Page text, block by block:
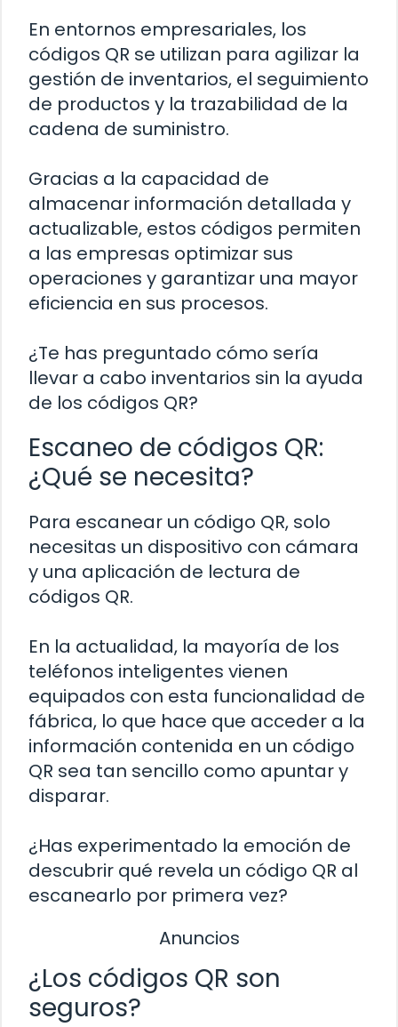
En entornos empresariales, los
códigos QR se utilizan para agilizar la
gestión de inventarios, el seguimiento
de productos y la trazabilidad de la
cadena de suministro.
Gracias a la capacidad de
almacenar información detallada y
actualizable, estos códigos permiten
a las empresas optimizar sus
operaciones y garantizar una mayor
eficiencia en sus procesos.
¿Te has preguntado cómo sería
llevar a cabo inventarios sin la ayuda
de los códigos QR?
Escaneo de códigos QR:
¿Qué se necesita?
Para escanear un código QR, solo
necesitas un dispositivo con cámara
y una aplicación de lectura de
códigos QR.
En la actualidad, la mayoría de los
teléfonos inteligentes vienen
equipados con esta funcionalidad de
fábrica, lo que hace que acceder a la
información contenida en un código
QR sea tan sencillo como apuntar y
disparar.
¿Has experimentado la emoción de
descubrir qué revela un código QR al
escanearlo por primera vez?
Anuncios
¿Los códigos QR son
seguros?